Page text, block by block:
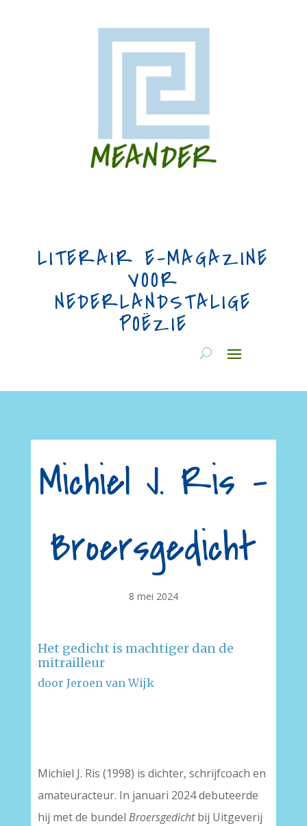
LITERAIR E-MAGAZINE
VOOR
NEDERLANDSTALIGE
POËZIE
Michiel J. Ris –
Broersgedicht
8 mei 2024
Het gedicht is machtiger dan de
mitrailleur
door Jeroen van Wijk
Michiel J. Ris (1998) is dichter, schrijfcoach en
amateuracteur. In januari 2024 debuteerde
hij met de bundel Broersgedichtbij Uitgeverij